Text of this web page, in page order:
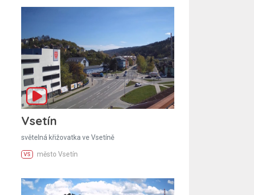
Vsetín
světelná křižovatka ve Vsetíně
VS město Vsetín